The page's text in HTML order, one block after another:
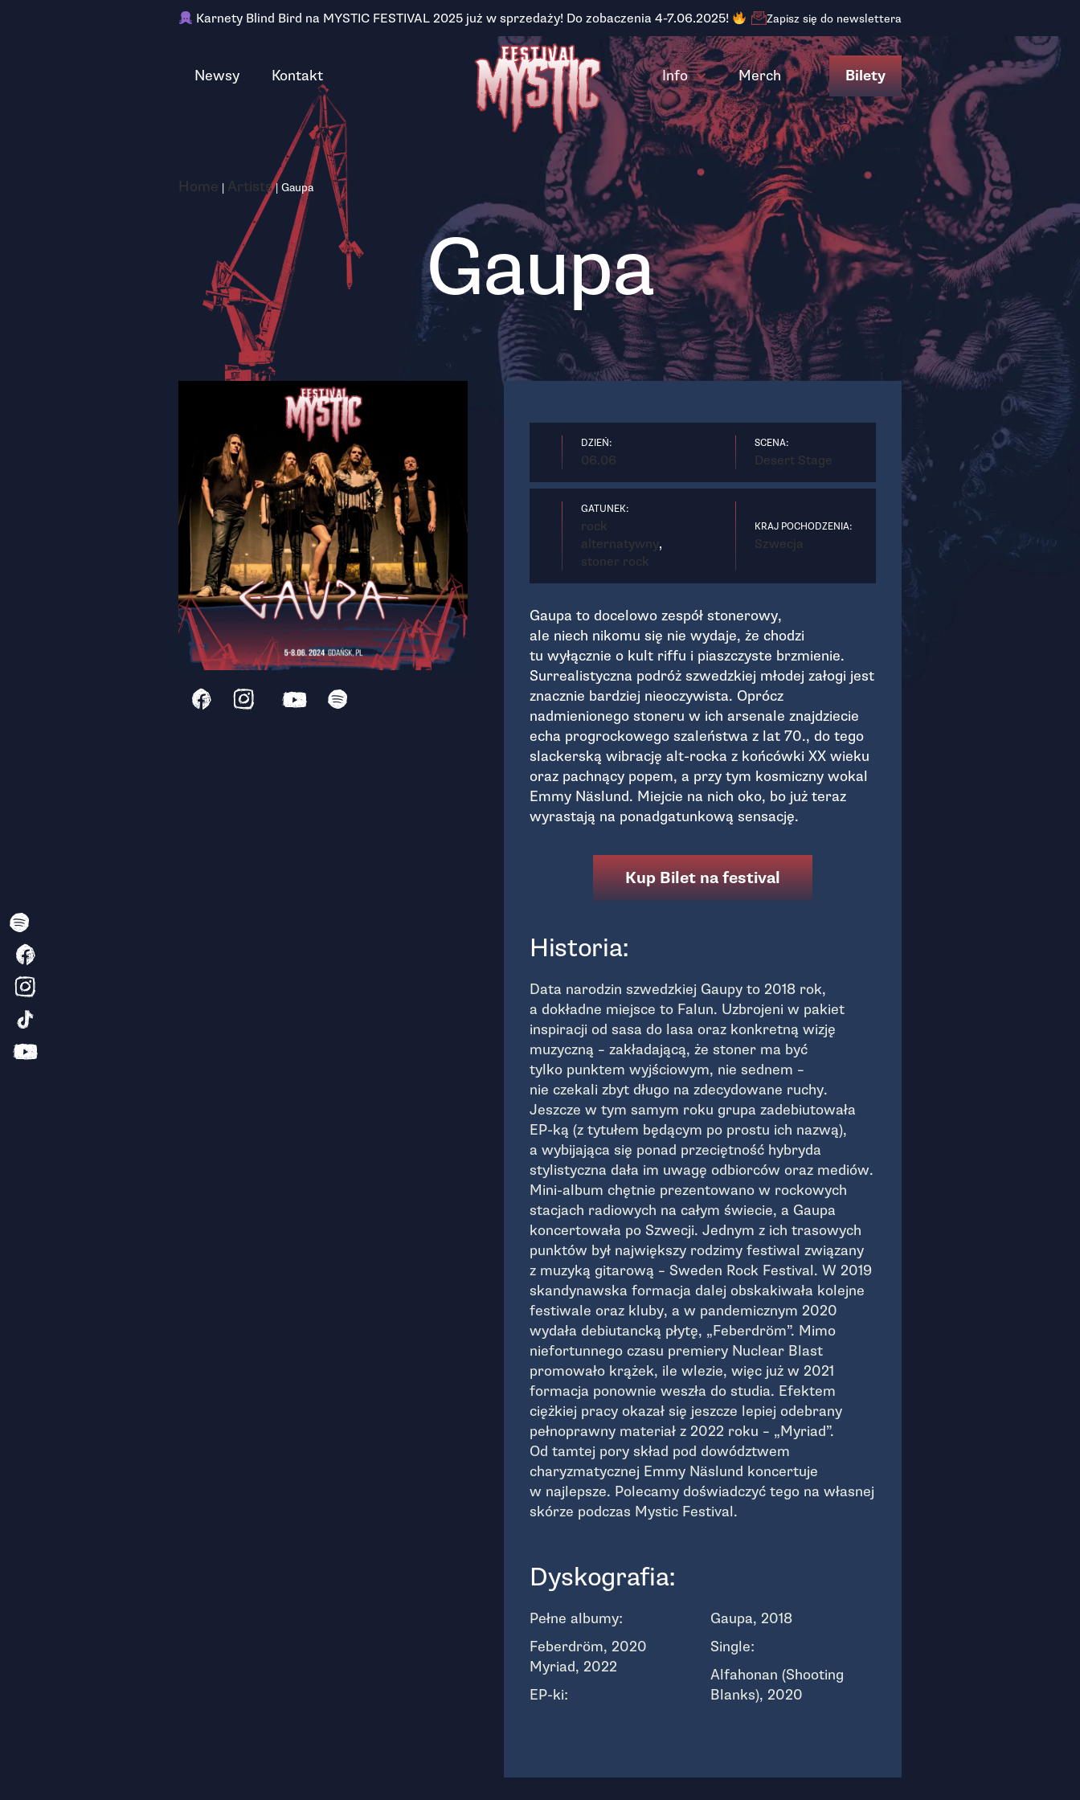
Karnety Blind Bird na MYSTIC FESTIVAL 2025 już w sprzedaży! Do zobaczenia 4-7.06.2025! Zapisz się do newslettera
Newsy Kontakt Info Merch Bilety
Home | Artists| Gaupa
Gaupa
DZIEŃ:
06.06
SCENA:
Desert Stage
GATUNEK:
rock
alternatywny,
stoner rock
KRAJ POCHODZENIA:
Szwecja
Gaupa to docelowo zespół stonerowy,
ale niech nikomu się nie wydaje, że chodzi
tu wyłącznie o kult riffu i piaszczyste brzmienie.
Surrealistyczna podróż szwedzkiej młodej załogi jest
znacznie bardziej nieoczywista. Oprócz
nadmienionego stoneru w ich arsenale znajdziecie
echa progrockowego szaleństwa z lat 70., do tego
slackerską wibrację alt-rocka z końcówki XX wieku
oraz pachnący popem, a przy tym kosmiczny wokal
Emmy Näslund. Miejcie na nich oko, bo już teraz
wyrastają na ponadgatunkową sensację.
Kup Bilet na festival
Historia:
Data narodzin szwedzkiej Gaupy to 2018 rok,
a dokładne miejsce to Falun. Uzbrojeni w pakiet
inspiracji od sasa do lasa oraz konkretną wizję
muzyczną – zakładającą, że stoner ma być
tylko punktem wyjściowym, nie sednem –
nie czekali zbyt długo na zdecydowane ruchy.
Jeszcze w tym samym roku grupa zadebiutowała
EP-ką (z tytułem będącym po prostu ich nazwą),
a wybijająca się ponad przeciętność hybryda
stylistyczna dała im uwagę odbiorców oraz mediów.
Mini-album chętnie prezentowano w rockowych
stacjach radiowych na całym świecie, a Gaupa
koncertowała po Szwecji. Jednym z ich trasowych
punktów był największy rodzimy festiwal związany
z muzyką gitarową – Sweden Rock Festival. W 2019
skandynawska formacja dalej obskakiwała kolejne
festiwale oraz kluby, a w pandemicznym 2020
wydała debiutancką płytę, „Feberdröm”. Mimo
niefortunnego czasu premiery Nuclear Blast
promowało krążek, ile wlezie, więc już w 2021
formacja ponownie weszła do studia. Efektem
ciężkiej pracy okazał się jeszcze lepiej odebrany
pełnoprawny materiał z 2022 roku – „Myriad”.
Od tamtej pory skład pod dowództwem
charyzmatycznej Emmy Näslund koncertuje
w najlepsze. Polecamy doświadczyć tego na własnej
skórze podczas Mystic Festival.
Dyskografia:
Pełne albumy:
Feberdröm, 2020
Myriad, 2022
EP-ki:
Gaupa, 2018
Single:
Alfahonan (Shooting
Blanks), 2020